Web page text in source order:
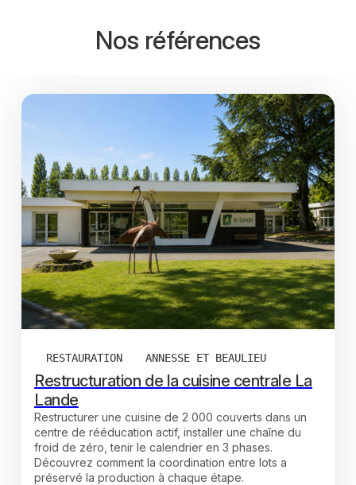
Nos références
RESTAURATION ANNESSE ET BEAULIEU
Restructuration de la cuisine centrale La
Lande
Restructurer une cuisine de 2 000 couverts dans un
centre de rééducation actif, installer une chaîne du
froid de zéro, tenir le calendrier en 3 phases.
Découvrez comment la coordination entre lots a
préservé la production à chaque étape.